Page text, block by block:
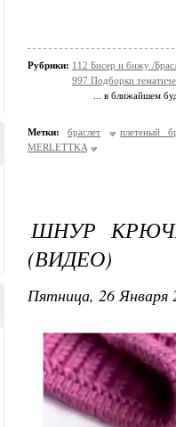
Рубрики: 112 Бисер и бижу /
997 Подборки
... в ближайшем
Метки: браслет
плетеный
MERLETTKA
ШНУР
(ВИДЕО)
Пятница, 26 Января